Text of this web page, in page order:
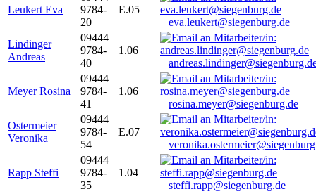
Leukert Eva
9784-
20
E.05
eva.leukert@siegenburg.de
Lindinger
Andreas
09444
9784-
40
1.06
Meyer Rosina
09444
9784-
41
1.06
rosina.meyer@siegenburg.de
Ostermeier
Veronika
09444
9784-
54
E.07
Rapp Steffi
09444
9784-
35
1.04
steffi.rapp@siegenburg.de